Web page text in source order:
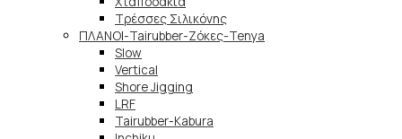
Τρέσσες Σιλικόνης
ΠΛΑΝΟΙ-Tairubber-Ζόκες-Tenya
Slow
Vertical
Shore Jigging
LRF
Tairubber-Kabura